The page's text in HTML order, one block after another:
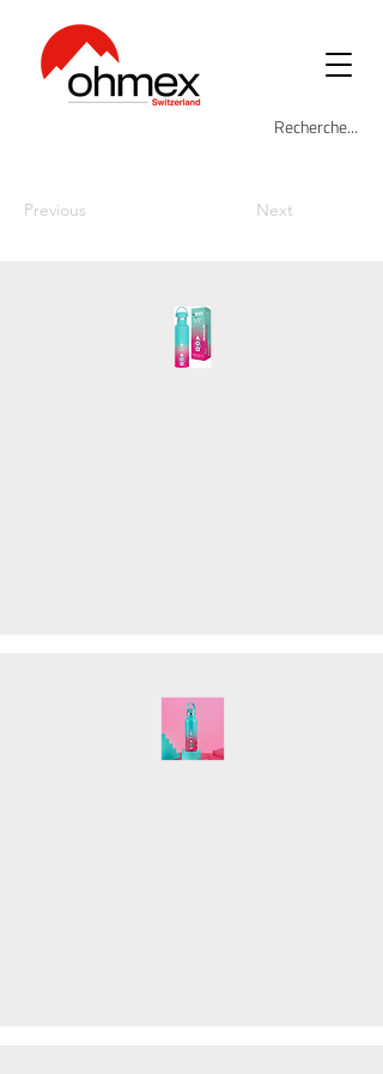
Previous Next